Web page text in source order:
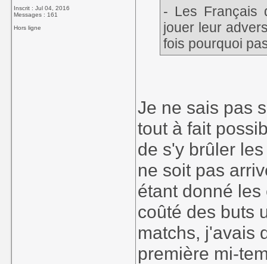
Inscrit : Jul 04, 2016
Messages : 161
Hors ligne
- Les Français
jouer leur
fois pourquoi
Je ne sais pas
tout à fait
de s'y brûler
ne soit pas
étant donné
coûté des buts
matchs, j'avais
première mi-